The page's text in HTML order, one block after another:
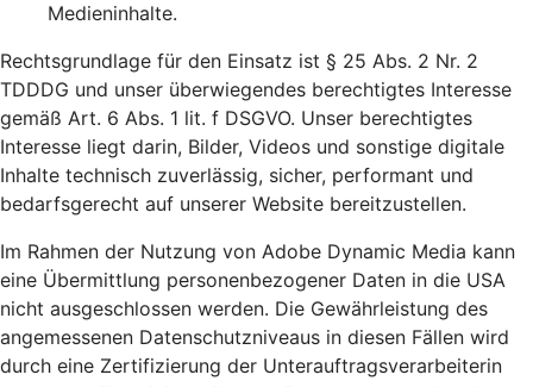
Medieninhalte.
Rechtsgrundlage für den Einsatz ist § 25 Abs. 2 Nr. 2
TDDDG und unser überwiegendes berechtigtes Interesse
gemäß Art. 6 Abs. 1 lit. f DSGVO. Unser berechtigtes
Interesse liegt darin, Bilder, Videos und sonstige digitale
Inhalte technisch zuverlässig, sicher, performant und
bedarfsgerecht auf unserer Website bereitzustellen.
Im Rahmen der Nutzung von Adobe Dynamic Media kann
eine Übermittlung personenbezogener Daten in die USA
nicht ausgeschlossen werden. Die Gewährleistung des
angemessenen Datenschutzniveaus in diesen Fällen wird
durch eine Zertifizierung der Unterauftragsverarbeiterin